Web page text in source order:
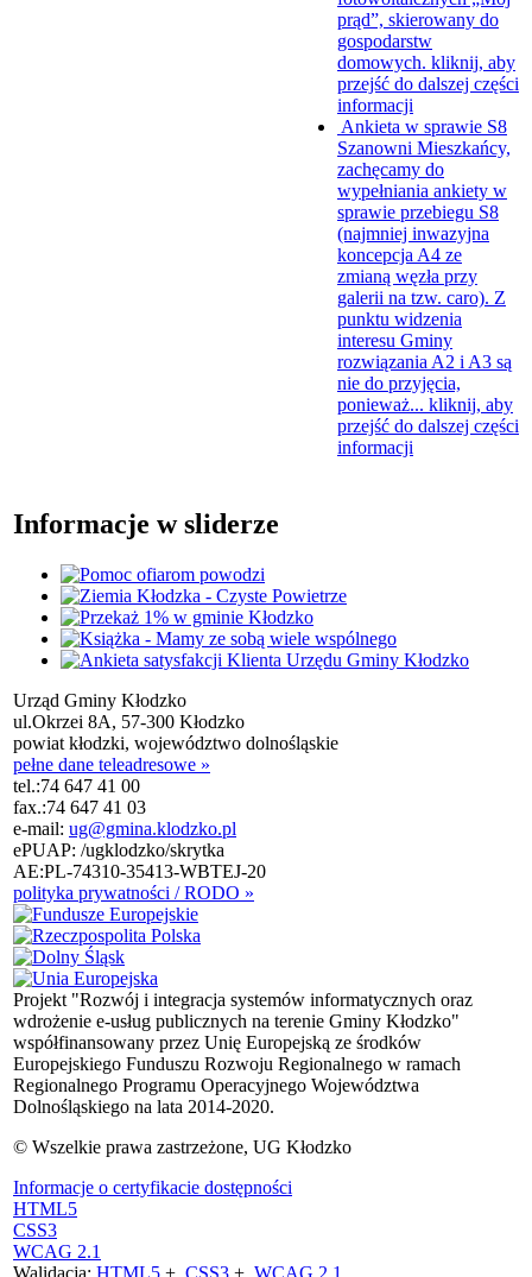
prąd”, skierowany do
gospodarstw
domowych. kliknij, aby
przejść do dalszej części
informacji
Ankieta w sprawie S8
Szanowni Mieszkańcy,
zachęcamy do
wypełniania ankiety w
sprawie przebiegu S8
(najmniej inwazyjna
koncepcja A4 ze
zmianą węzła przy
galerii na tzw. caro). Z
punktu widzenia
interesu Gminy
rozwiązania A2 i A3 są
nie do przyjęcia,
ponieważ... kliknij, aby
przejść do dalszej części
informacji
Informacje w sliderze
Urząd Gminy Kłodzko
ul.Okrzei 8A, 57-300 Kłodzko
powiat kłodzki, województwo dolnośląskie
pełne dane teleadresowe »
tel.:74 647 41 00
fax.:74 647 41 03
e-mail: ug@gmina.klodzko.pl
ePUAP: /ugklodzko/skrytka
AE:PL-74310-35413-WBTEJ-20
polityka prywatności / RODO »
Projekt "Rozwój i integracja systemów informatycznych oraz
wdrożenie e-usług publicznych na terenie Gminy Kłodzko"
współfinansowany przez Unię Europejską ze środków
Europejskiego Funduszu Rozwoju Regionalnego w ramach
Regionalnego Programu Operacyjnego Województwa
Dolnośląskiego na lata 2014-2020.
© Wszelkie prawa zastrzeżone, UG Kłodzko
Informacje o certyfikacie dostępności
HTML5
CSS3
WCAG 2.1
Walidacja: HTML5 + CSS3 + WCAG 2.1